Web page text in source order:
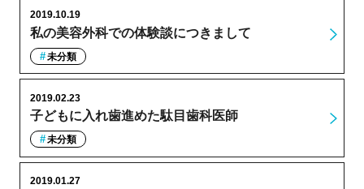
私の美容外科での体験談につきまして
2019.10.19
未分類
子どもに入れ歯進めた駄目歯科医師
2019.02.23
未分類
2019.01.27